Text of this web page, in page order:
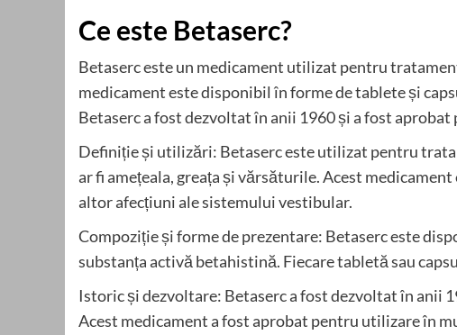
Ce este Betaserc?
Betaserc este un medicament utilizat pentru
medicament este disponibil în forme de tablete și
Betaserc a fost dezvoltat în anii 1960 și a fost
Definiție și utilizări: Betaserc este utilizat pentru
ar fi amețeala, greața și vărsăturile. Acest
altor afecțiuni ale sistemului vestibular.
Compoziție și forme de prezentare: Betaserc este
substanța activă betahistină. Fiecare tabletă sau
Istoric și dezvoltare: Betaserc a fost dezvoltat în anii
Acest medicament a fost aprobat pentru utilizare în